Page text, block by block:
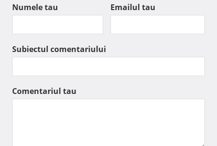
Numele tau Emailul tau
Subiectul comentariului
Comentariul tau